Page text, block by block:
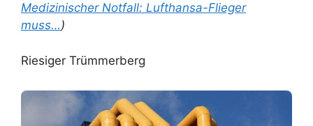
Medizinischer Notfall: Lufthansa-Flieger
muss…)
Riesiger Trümmerberg